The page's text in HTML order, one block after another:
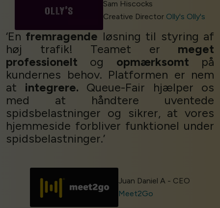
Sam Hiscocks
Creative Director Olly's Olly's
‘En fremragende løsning til styring af
høj trafik! Teamet er meget
professionelt og opmærksomt på
kundernes behov. Platformen er nem
at integrere. Queue-Fair hjælper os
med at håndtere uventede
spidsbelastninger og sikrer, at vores
hjemmeside forbliver funktionel under
spidsbelastninger.’
Juan Daniel A - CEO
Meet2Go
Cookies & Privacy
Queue-Fair.com uses cookies to provide content
and improve your experience. You can accept all
cookie usage or use settings to manage
categories individually.